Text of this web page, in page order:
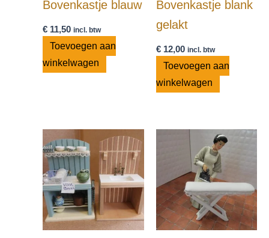
Bovenkastje blauw
€ 11,50 incl. btw
Toevoegen aan
winkelwagen
Bovenkastje blank
gelakt
€12,00 incl. btw
Toevoegen aan
winkelwagen